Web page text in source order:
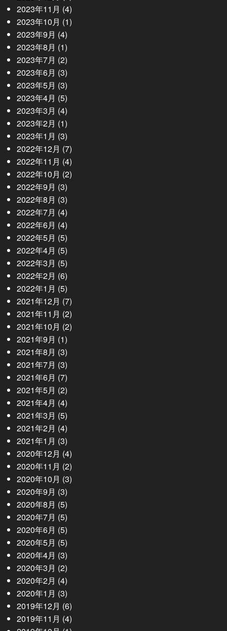
2023年11月 (4)
2023年10月 (1)
2023年9月 (4)
2023年8月 (1)
2023年7月 (2)
2023年6月 (3)
2023年5月 (3)
2023年4月 (5)
2023年3月 (4)
2023年2月 (1)
2023年1月 (3)
2022年12月 (7)
2022年11月 (4)
2022年10月 (2)
2022年9月 (3)
2022年8月 (3)
2022年7月 (4)
2022年6月 (4)
2022年5月 (5)
2022年4月 (5)
2022年3月 (5)
2022年2月 (6)
2022年1月 (5)
2021年12月 (7)
2021年11月 (2)
2021年10月 (2)
2021年9月 (1)
2021年8月 (3)
2021年7月 (3)
2021年6月 (7)
2021年5月 (2)
2021年4月 (4)
2021年3月 (5)
2021年2月 (4)
2021年1月 (3)
2020年12月 (4)
2020年11月 (2)
2020年10月 (3)
2020年9月 (3)
2020年8月 (5)
2020年7月 (5)
2020年6月 (5)
2020年5月 (5)
2020年4月 (3)
2020年3月 (2)
2020年2月 (4)
2020年1月 (3)
2019年12月 (6)
2019年11月 (4)